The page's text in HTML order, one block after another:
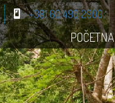
+381 60 490 2900
POČETNA